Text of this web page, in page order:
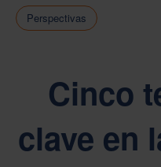
Perspectivas
Cinco
clave en